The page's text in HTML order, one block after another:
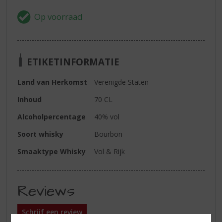
ETIKETINFORMATIE
Land van Herkomst
Verenigde Staten
Inhoud
70 CL
Alcoholpercentage
40% vol
Soort whisky
Bourbon
Smaaktype Whisky
Vol & Rijk
Reviews
Schrijf een review